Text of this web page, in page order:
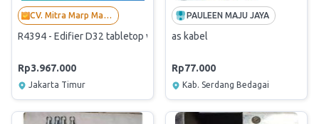
CV. Mitra Marp Mandiri
R4394 - Edifier D32 tabletop wireless speaker 60w
Rp3.967.000
Jakarta Timur
PAULEEN MAJU JAYA
as kabel
Rp77.000
Kab. Serdang Bedagai